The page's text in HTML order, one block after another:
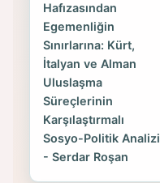
Hafızasından
Egemenliğin
Sınırlarına: Kürt,
İtalyan ve Alman
Uluslaşma
Süreçlerinin
Karşılaştırmalı
Sosyo-Politik Analizi
- Serdar Roşan